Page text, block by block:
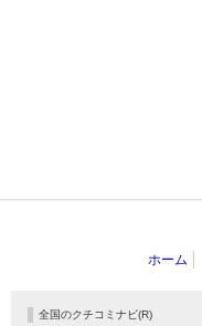
ホーム
全国のクチコミナビ(R)